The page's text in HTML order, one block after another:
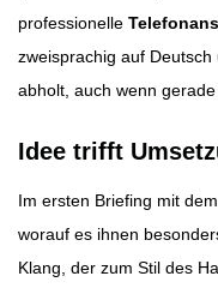
professionelle
zweisprachig auf
abholt, auch wenn
Idee trifft
Im ersten Briefing mit
worauf es ihnen
Klang, der zum Stil des